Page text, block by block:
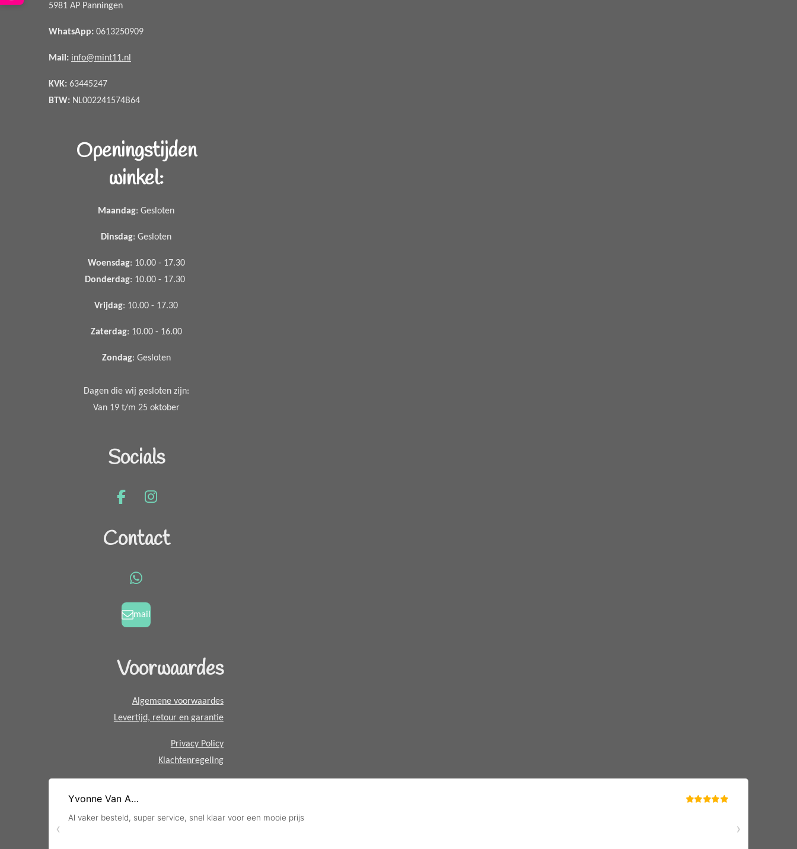
5981 AP Panningen
WhatsApp: 0613250909
Mail: info@mint11.nl
KVK: 63445247
BTW: NL002241574B64
Openingstijden
winkel:
Maandag: Gesloten
Dinsdag: Gesloten
Woensdag: 10.00 - 17.30
Donderdag: 10.00 - 17.30
Vrijdag: 10.00 - 17.30
Zaterdag: 10.00 - 16.00
Zondag: Gesloten
Dagen die wij gesloten zijn:
Van 19 t/m 25 oktober
Socials
F
c
e
k
I
s
t
a
Contact
W
a
t
p
mail
Voorwaardes
Algemene voorwaardes
Levertijd, retour en garantie
Privacy Policy
Klachtenregeling